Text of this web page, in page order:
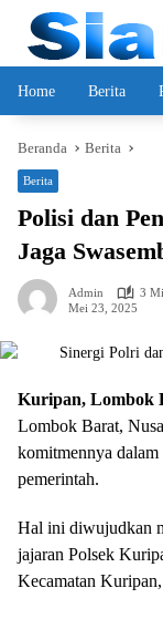
Langsung
konten
Home Berita
Beranda Berita
Berita
Polisi dan
Jaga
Admin
3
Mei 23, 2025
Kuripan, Lombok
Lombok Barat,
komitmennya dalam
pemerintah.
Hal ini diwujudkan
jajaran Polsek
Kecamatan